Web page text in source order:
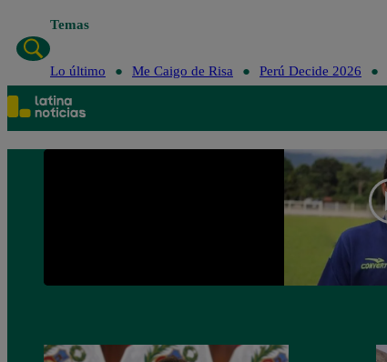
Temas
Lo último Me Caigo de Risa Perú Decide 2026